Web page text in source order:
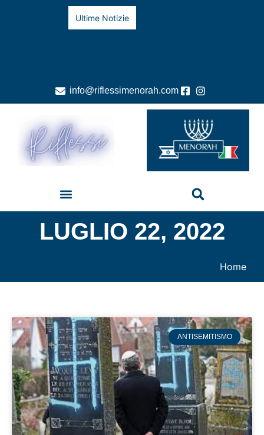
Ultime Notizie
info@riflessimenorah.com
LUGLIO 22, 2022
Home
ANTISEMITISMO